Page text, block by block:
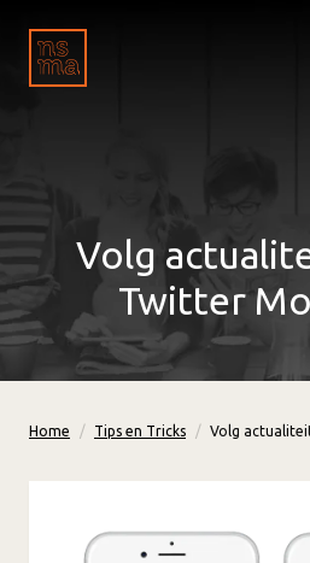
Volg
Twitter
Home Tips en Tricks Volg